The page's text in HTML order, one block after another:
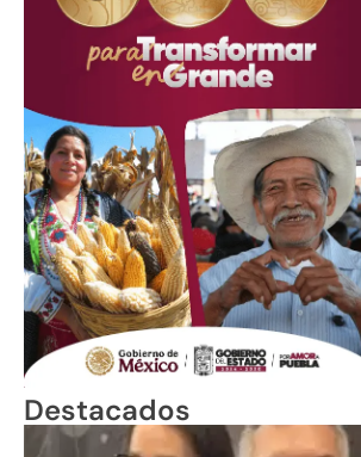
Destacados